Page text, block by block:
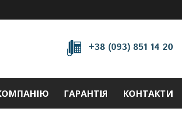
+38 (093) 851 14 20
ГАРАНТІЯ КОНТАКТИ